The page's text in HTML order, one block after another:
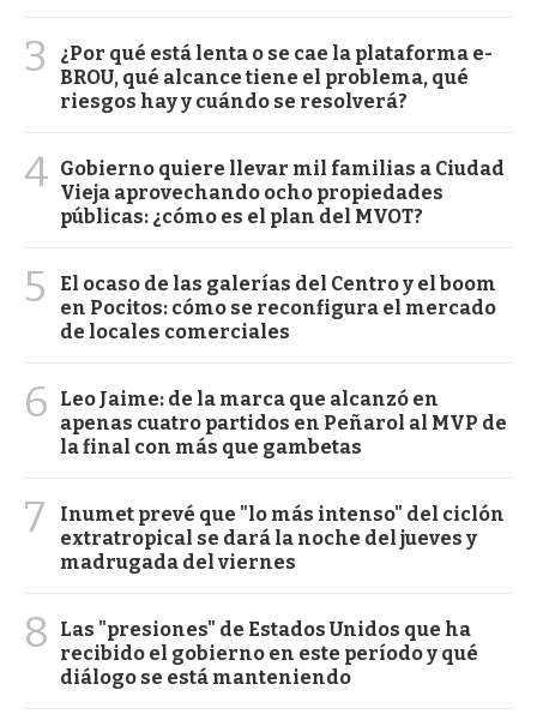
3
¿Por qué está lenta o se cae la plataforma e-
BROU, qué alcance tiene el problema, qué
riesgos hay y cuándo se resolverá?
4 Gobierno quiere llevar mil familias a Ciudad
Vieja aprovechando ocho propiedades
públicas: ¿cómo es el plan del MVOT?
5
El ocaso de las galerías del Centro y el boom
en Pocitos: cómo se reconfigura el mercado
de locales comerciales
6
Leo Jaime: de la marca que alcanzó en
apenas cuatro partidos en Peñarol al MVP de
la final con más que gambetas
7
Inumet prevé que "lo más intenso" del ciclón
extratropical se dará la noche del jueves y
madrugada del viernes
8
Las "presiones" de Estados Unidos que ha
recibido el gobierno en este período y qué
diálogo se está manteniendo